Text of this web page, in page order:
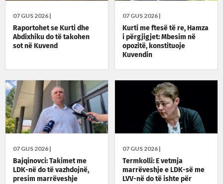
07 GUS 2026 |
Raportohet se Kurti dhe
Abdixhiku do të takohen
sot në Kuvend
07 GUS 2026 |
Kurti me ftesë të re, Hamza
i përgjigjet: Mbesim në
opozitë, konstituoje
Kuvendin
07 GUS 2026 |
Bajqinovci: Takimet me
LDK-në do të vazhdojnë,
presim marrëveshje
07 GUS 2026 |
Termkolli: E vetmja
marrëveshje e LDK-së me
LVV-në do të ishte për